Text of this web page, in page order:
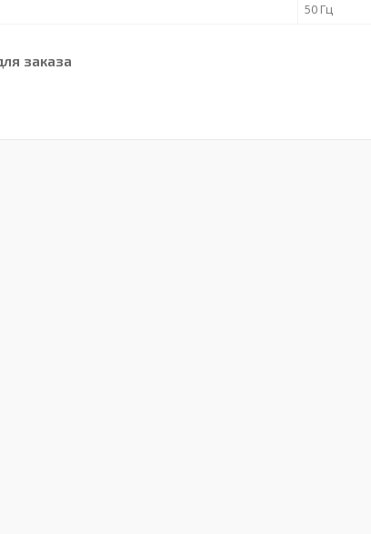
50 Гц
заказа